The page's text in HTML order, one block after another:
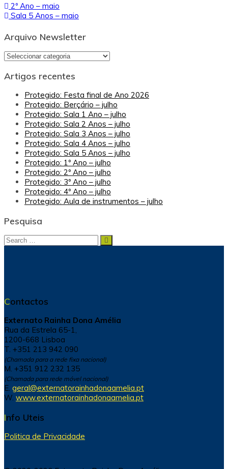
Navegação
de
artigos
2º Ano – maio
Sala 5 Anos – maio
Arquivo Newsletter
Arquivo
Artigos recentes
Protegido: Festa final de Ano 2026
Protegido: Berçário – julho
Protegido: Sala 1 Ano – julho
Protegido: Sala 2 Anos – julho
Protegido: Sala 3 Anos – julho
Protegido: Sala 4 Anos – julho
Protegido: Sala 5 Anos – julho
Protegido: 1º Ano – julho
Protegido: 2º Ano – julho
Protegido: 3º Ano – julho
Protegido: 4º Ano – julho
Protegido: Aula de instrumentos – julho
Pesquisa
Search
Search
Contactos
Externato Rainha Dona Amélia
Rua da Estrela 65-1,
1200-668 Lisboa
T. +351 213 942 090
(Chamada para a rede fixa nacional)
M. +351 912 232 135
(Chamada para rede móvel nacional)
E. geral@externatorainhadonaamelia.pt
W. www.externatorainhadonaamelia.pt
Info Uteis
Politica de Privacidade